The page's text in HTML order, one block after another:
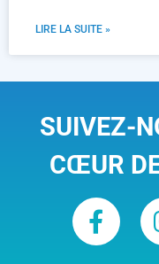
LIRE LA SUITE »
SUIVEZ-
CŒUR